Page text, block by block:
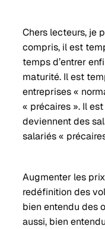
Chers lecteurs, je
compris, il est
temps d’entrer
maturité. Il est
entreprises «
« précaires ». Il
deviennent des
salariés «
Augmenter les
redéfinition des
bien entendu des
aussi, bien